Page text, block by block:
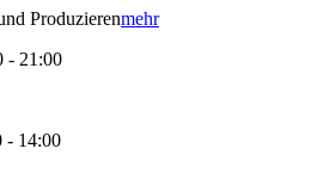
Produzierenmehr
- 21:00
- 14:00